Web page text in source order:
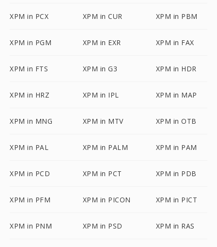
XPM in PCX XPM in CUR XPM in PBM
XPM in PGM XPM in EXR XPM in FAX
XPM in FTS XPM in G3 XPM in HDR
XPM in HRZ XPM in IPL XPM in MAP
XPM in MNG XPM in MTV XPM in OTB
XPM in PAL XPM in PALM XPM in PAM
XPM in PCD XPM in PCT XPM in PDB
XPM in PFM XPM in PICON XPM in PICT
XPM in PNM XPM in PSD XPM in RAS